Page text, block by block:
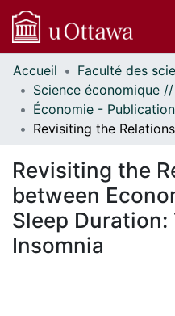
Communautés
et collections
Parcourir
Statistiques
À propos
Accueil
Revisiting the
between
Sleep Duration:
Insomnia